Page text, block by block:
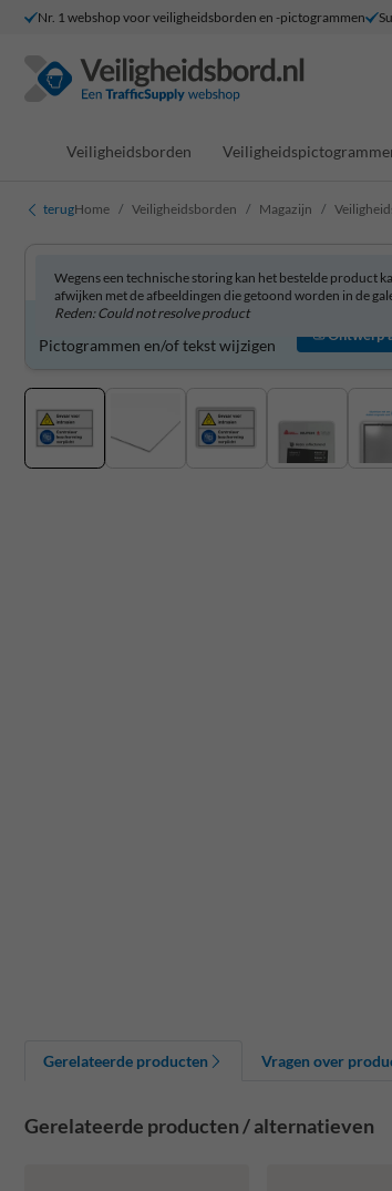
Nr. 1 webshop voor veiligheidsborden en -pictogrammen
Veiligheidsborden
terugHome Veiligheidsborden Magazijn
Wegens een technische storing kan het bestelde product
afwijken met de afbeeldingen die getoond worden in de
Reden: Could not resolve product
Veiligheidsbord zelf aanpassen?
Pictogrammen en/of tekst wijzigen
Ontwerp
Gerelateerde producten Vragen over
Gerelateerde producten / alternatieven